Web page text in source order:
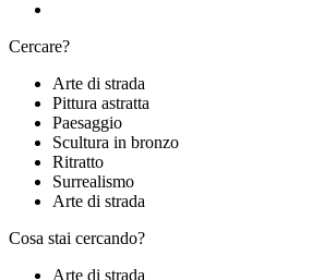
Cercare?
Arte di strada
Pittura astratta
Paesaggio
Scultura in bronzo
Ritratto
Surrealismo
Arte di strada
Cosa stai cercando?
Arte di strada